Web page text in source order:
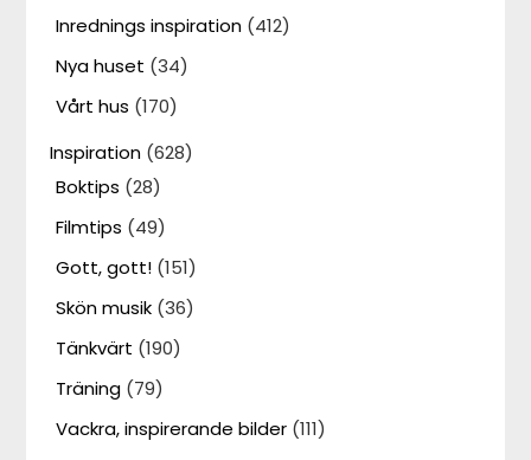
Inrednings inspiration (412)
Nya huset (34)
Vårt hus (170)
Inspiration (628)
Boktips (28)
Filmtips (49)
Gott, gott! (151)
Skön musik (36)
Tänkvärt (190)
Träning (79)
Vackra, inspirerande bilder (111)